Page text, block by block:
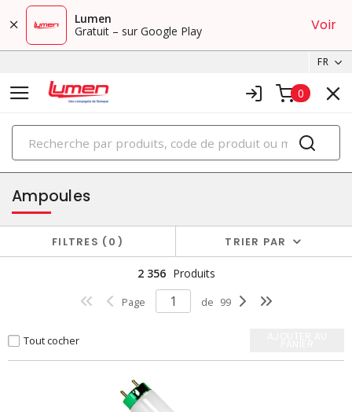
Lumen
Gratuit – sur Google Play
Voir
FR
0
PRODUITS
éclairage
Ampoules
FILTRES 0 TRIER PAR
2 356 Produits
Page de 99
Tout cocher